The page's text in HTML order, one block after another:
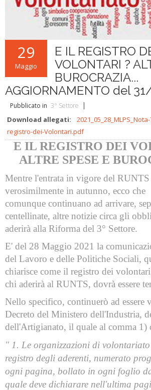
29
Maggio
E IL REGISTRO
VOLONTARI ?
BUROCRAZIA...
AGGIORNAMENTO del
Pubblicato in 3° Settore
Download allegati:
registro-dei-Volontari.pdf
E IL REGISTRO DEI
ALTRE SPESE E
Mentre l'entrata in vigore del RUNTS
verosimilmente in autunno, ecco che
comunque continuano ad arrivare,
centellinate, altre notizie circa gli
aderirà alla Riforma del 3° Settore.
E' del 28 Maggio 2021 la
del Lavoro e delle Politiche Sociali,
chiarisce come il registro dei
chi aderirà al RUNTS, dovrà essere
Nello specifico, continuerò ad essere
Decreto del Ministero dell'Industria,
dell'Artigianato, il quale al comma 1)
" 1. Le organizzazioni di
registro degli aderenti, numerato
ogni pagina, bollato in ogni foglio
quale deve dichiarare nell'ultima
Legislativa
Didattica
Brani d'obbligo 2008
Linee guida letteratura bandistica
RISORSE PER I COMPOSITORI
Brani da concorso